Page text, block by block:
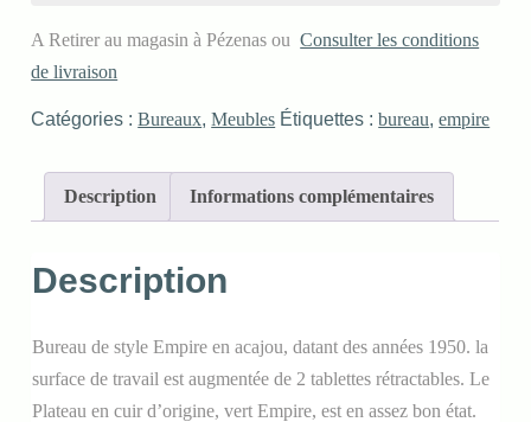
A Retirer au magasin à Pézenas ouConsulter les conditions
de livraison
Catégories :Bureaux,Meubles Étiquettes :bureau,empire
Description Informations complémentaires
Description
Bureau de style Empire en acajou, datant des années 1950. la
surface de travail est augmentée de 2 tablettes rétractables. Le
Plateau en cuir d’origine, vert Empire, est en assez bon état.